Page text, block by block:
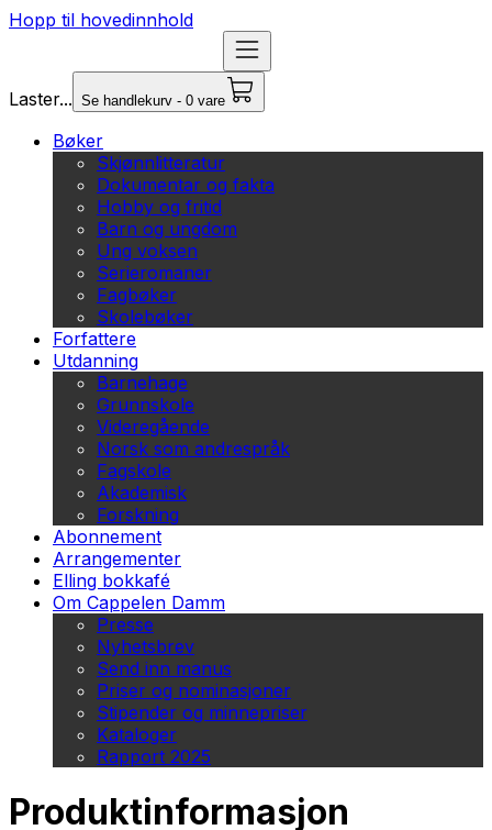
Hopp til hovedinnhold
Laster... Se handlekurv - 0 vare
Bøker
Skjønnlitteratur
Dokumentar og fakta
Hobby og fritid
Barn og ungdom
Ung voksen
Serieromaner
Fagbøker
Skolebøker
Forfattere
Utdanning
Barnehage
Grunnskole
Videregående
Norsk som andrespråk
Fagskole
Akademisk
Forskning
Abonnement
Arrangementer
Elling bokkafé
Om Cappelen Damm
Presse
Nyhetsbrev
Send inn manus
Priser og nominasjoner
Stipender og minnepriser
Kataloger
Rapport 2025
Produktinformasjon